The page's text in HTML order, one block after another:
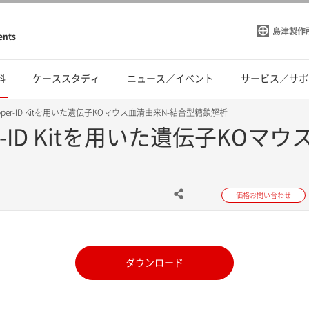
島津製作
ケーススタディ ニュース／イベント サービス／サ
ID Kitを用いた遺伝子KOマウス血清由来N-結合型糖鎖解析
Kitを用いた遺伝子KOマウ
価格お問い合わせ
ダウンロード